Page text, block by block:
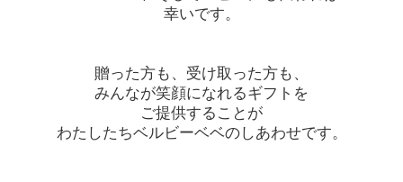
幸いです。
贈った方も、受け取った方も、
みんなが笑顔になれるギフトを
ご提供することが
わたしたちベルビーベベのしあわせです。